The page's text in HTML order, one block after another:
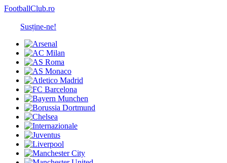
FootballClub.ro
Susține-ne!